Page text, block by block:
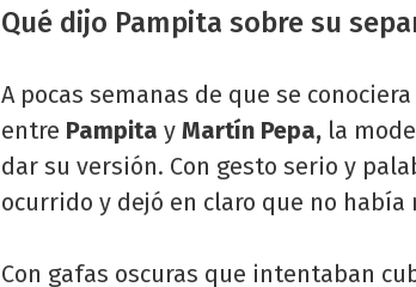
Qué dijo Pampita sobre su
A pocas semanas de que se
entre Pampita y Martín Pepa, la
dar su versión. Con gesto serio y
ocurrido y dejó en claro que no había
Con gafas oscuras que intentaban